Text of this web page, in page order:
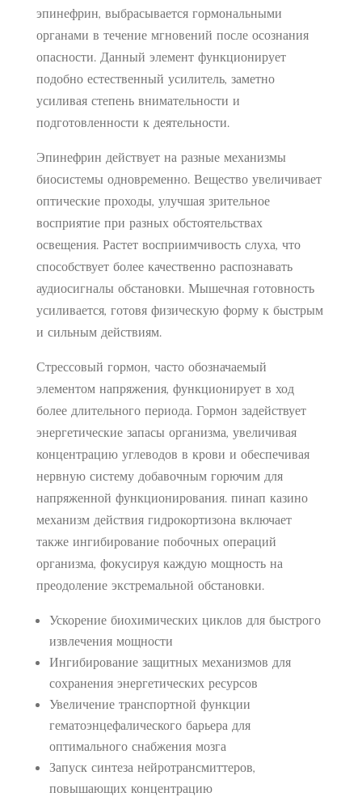
эпинефрин, выбрасывается гормональными
органами в течение мгновений после осознания
опасности. Данный элемент функционирует
подобно естественный усилитель, заметно
усиливая степень внимательности и
подготовленности к деятельности.
Эпинефрин действует на разные механизмы
биосистемы одновременно. Вещество увеличивает
оптические проходы, улучшая зрительное
восприятие при разных обстоятельствах
освещения. Растет восприимчивость слуха, что
способствует более качественно распознавать
аудиосигналы обстановки. Мышечная готовность
усиливается, готовя физическую форму к быстрым
и сильным действиям.
Стрессовый гормон, часто обозначаемый
элементом напряжения, функционирует в ход
более длительного периода. Гормон задействует
энергетические запасы организма, увеличивая
концентрацию углеводов в крови и обеспечивая
нервную систему добавочным горючим для
напряженной функционирования. пинап казино
механизм действия гидрокортизона включает
также ингибирование побочных операций
организма, фокусируя каждую мощность на
преодоление экстремальной обстановки.
Ускорение биохимических циклов для быстрого
извлечения мощности
Ингибирование защитных механизмов для
сохранения энергетических ресурсов
Увеличение транспортной функции
гематоэнцефалического барьера для
оптимального снабжения мозга
Запуск синтеза нейротрансмиттеров,
повышающих концентрацию